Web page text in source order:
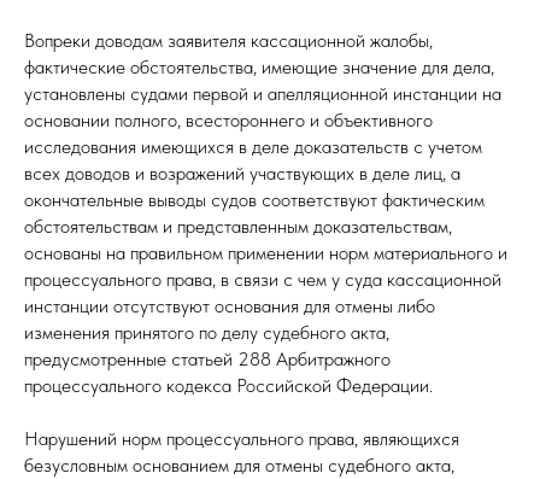
Вопреки доводам заявителя кассационной жалобы,
фактические обстоятельства, имеющие значение для дела,
установлены судами первой и апелляционной инстанции на
основании полного, всестороннего и объективного
исследования имеющихся в деле доказательств с учетом
всех доводов и возражений участвующих в деле лиц, а
окончательные выводы судов соответствуют фактическим
обстоятельствам и представленным доказательствам,
основаны на правильном применении норм материального и
процессуального права, в связи с чем у суда кассационной
инстанции отсутствуют основания для отмены либо
изменения принятого по делу судебного акта,
предусмотренные статьей 288 Арбитражного
процессуального кодекса Российской Федерации.
Нарушений норм процессуального права, являющихся
безусловным основанием для отмены судебного акта,